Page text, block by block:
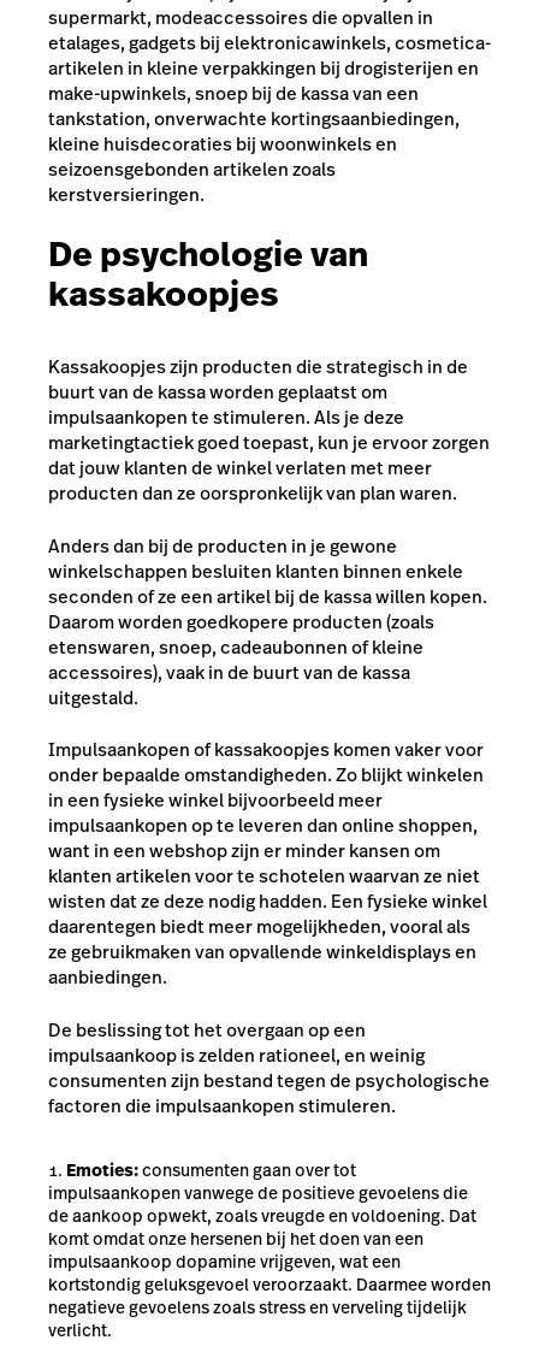
supermarkt, modeaccessoires die opvallen in
etalages, gadgets bij elektronicawinkels, cosmetica-
artikelen in kleine verpakkingen bij drogisterijen en
make-upwinkels, snoep bij de kassa van een
tankstation, onverwachte kortingsaanbiedingen,
kleine huisdecoraties bij woonwinkels en
seizoensgebonden artikelen zoals
kerstversieringen.
De psychologie van
kassakoopjes
Kassakoopjes zijn producten die strategisch in de
buurt van de kassa worden geplaatst om
impulsaankopen te stimuleren. Als je deze
marketingtactiek goed toepast, kun je ervoor zorgen
dat jouw klanten de winkel verlaten met meer
producten dan ze oorspronkelijk van plan waren.
Anders dan bij de producten in je gewone
winkelschappen besluiten klanten binnen enkele
seconden of ze een artikel bij de kassa willen kopen.
Daarom worden goedkopere producten (zoals
etenswaren, snoep, cadeaubonnen of kleine
accessoires), vaak in de buurt van de kassa
uitgestald.
Impulsaankopen of kassakoopjes komen vaker voor
onder bepaalde omstandigheden. Zo blijkt winkelen
in een fysieke winkel bijvoorbeeld meer
impulsaankopen op te leveren dan online shoppen,
want in een webshop zijn er minder kansen om
klanten artikelen voor te schotelen waarvan ze niet
wisten dat ze deze nodig hadden. Een fysieke winkel
daarentegen biedt meer mogelijkheden, vooral als
ze gebruikmaken van opvallende winkeldisplays en
aanbiedingen.
De beslissing tot het overgaan op een
impulsaankoop is zelden rationeel, en weinig
consumenten zijn bestand tegen de psychologische
factoren die impulsaankopen stimuleren.
Emoties:consumenten gaan over tot
impulsaankopen vanwege de positieve gevoelens die
de aankoop opwekt, zoals vreugde en voldoening. Dat
komt omdat onze hersenen bij het doen van een
impulsaankoop dopamine vrijgeven, wat een
kortstondig geluksgevoel veroorzaakt. Daarmee worden
negatieve gevoelens zoals stress en verveling tijdelijk
verlicht.